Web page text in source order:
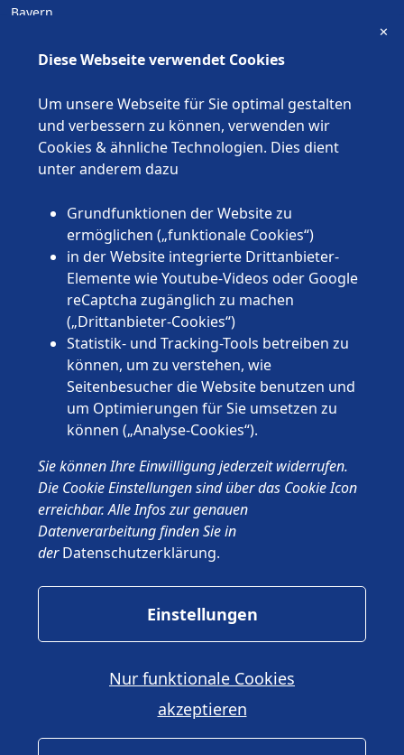
Bayern
Brandenburg
Hamburg
Hessen
Mecklenburg-Vorpommern
Niedersachsen
Rheinland-Pfalz
Sachsen
Sachsen-Anhalt
Schleswig-Holstein
Thüringen
Deutschland e.V.
Impressum
Datenschutz
ASB.de
Diese Webseite verwendet Cookies
Um unsere Webseite für Sie optimal gestalten
und verbessern zu können, verwenden wir
Cookies & ähnliche Technologien. Dies dient
unter anderem dazu
Grundfunktionen der Website zu
ermöglichen („funktionale Cookies“)
in der Website integrierte Drittanbieter-
Elemente wie Youtube-Videos oder Google
reCaptcha zugänglich zu machen
(„Drittanbieter-Cookies“)
Statistik- und Tracking-Tools betreiben zu
können, um zu verstehen, wie
Seitenbesucher die Website benutzen und
um Optimierungen für Sie umsetzen zu
können („Analyse-Cookies“).
Sie können Ihre Einwilligung jederzeit widerrufen.
Die Cookie Einstellungen sind über das Cookie Icon
erreichbar. Alle Infos zur genauen
Datenverarbeitung finden Sie in
der Datenschutzerklärung.
✕
Einstellungen
Nur funktionale Cookies
akzeptieren